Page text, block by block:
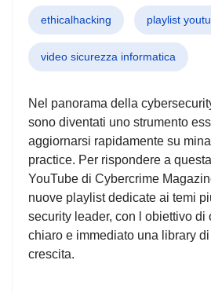
ethicalhacking playlist
video sicurezza informatica
Nel panorama della
sono diventati uno strumento
aggiornarsi rapidamente su
practice. Per rispondere a
YouTube di Cybercrime
nuove playlist dedicate ai temi
security leader, con l obiettivo di
chiaro e immediato una library
crescita.